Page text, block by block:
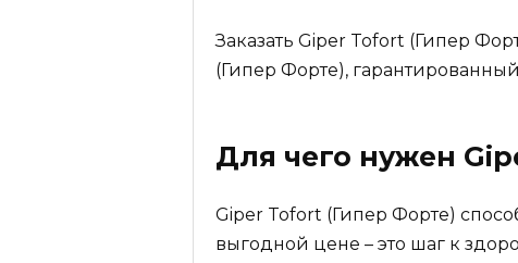
Заказать Giper Tofort (Гипер
(Гипер Форте),
Для чего нужен
Giper Tofort (Гипер Форте)
выгодной цене – это шаг к